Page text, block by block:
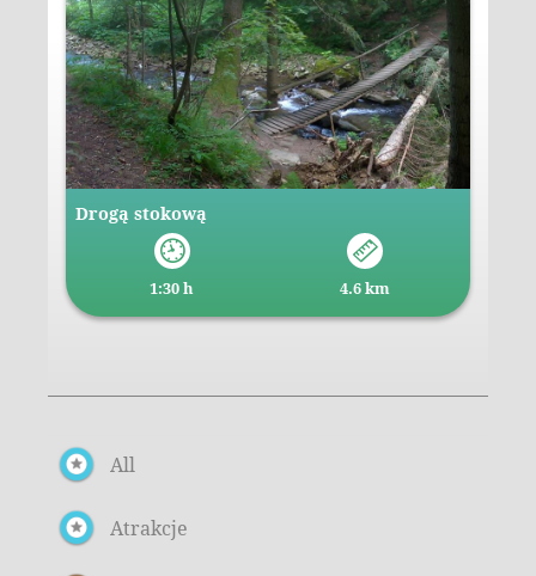
Drogą stokową
1:30 h 4.6 km
All
Atrakcje